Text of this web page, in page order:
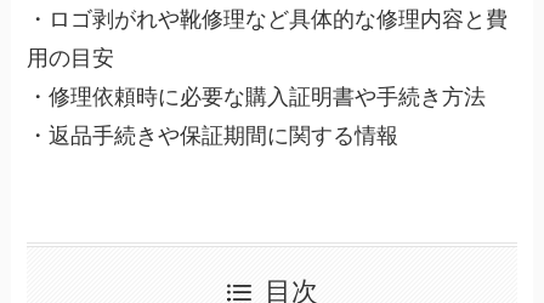
・ロゴ剥がれや靴修理など具体的な修理内容と費
用の目安
・修理依頼時に必要な購入証明書や手続き方法
・返品手続きや保証期間に関する情報
目次